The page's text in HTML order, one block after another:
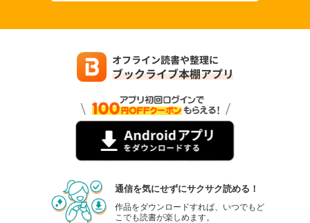
通信を気にせずにサクサク読める！
作品をダウンロードすれば、いつでもど
こでも読書が楽しめます。